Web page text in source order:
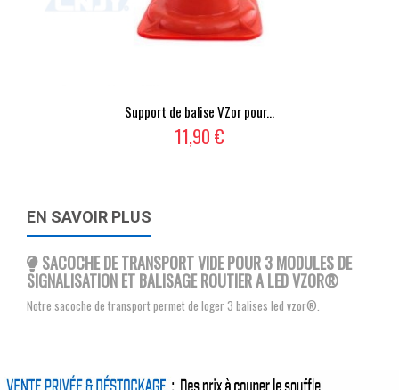
Support de balise VZor pour...
11,90 €
EN SAVOIR PLUS
SACOCHE DE TRANSPORT VIDE POUR 3 MODULES DE
SIGNALISATION ET BALISAGE ROUTIER A LED VZOR®
Notre sacoche de transport permet de loger 3 balises led vzor®.